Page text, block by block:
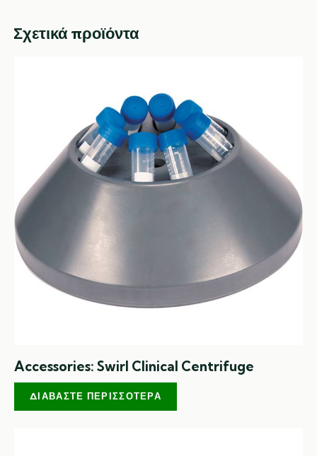
Σχετικά προϊόντα
Accessories: Swirl Clinical Centrifuge
ΔΙΑΒΆΣΤΕ ΠΕΡΙΣΣΌΤΕΡΑ